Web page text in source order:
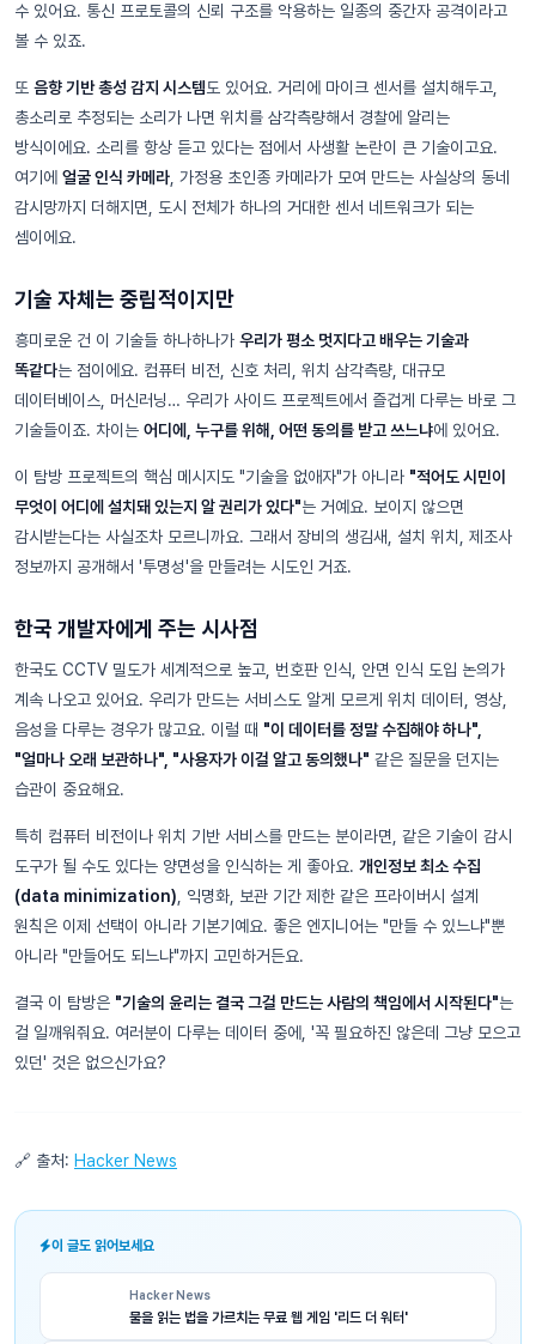
수 있어요. 통신 프로토콜의 신뢰 구조를 악용하는 일종의 중간자 공격이라고
볼 수 있죠.
또 음향 기반 총성 감지 시스템도 있어요. 거리에 마이크 센서를 설치해두고,
총소리로 추정되는 소리가 나면 위치를 삼각측량해서 경찰에 알리는
방식이에요. 소리를 항상 듣고 있다는 점에서 사생활 논란이 큰 기술이고요.
여기에 얼굴 인식 카메라 , 가정용 초인종 카메라가 모여 만드는 사실상의 동네
감시망까지 더해지면, 도시 전체가 하나의 거대한 센서 네트워크가 되는
셈이에요.
기술 자체는 중립적이지만
흥미로운 건 이 기술들 하나하나가 우리가 평소 멋지다고 배우는 기술과
똑같다는 점이에요. 컴퓨터 비전, 신호 처리, 위치 삼각측량, 대규모
데이터베이스, 머신러닝… 우리가 사이드 프로젝트에서 즐겁게 다루는 바로 그
기술들이죠. 차이는 어디에, 누구를 위해, 어떤 동의를 받고 쓰느냐에 있어요.
이 탐방 프로젝트의 핵심 메시지도 "기술을 없애자"가 아니라 "적어도 시민이
무엇이 어디에 설치돼 있는지 알 권리가 있다"는 거예요. 보이지 않으면
감시받는다는 사실조차 모르니까요. 그래서 장비의 생김새, 설치 위치, 제조사
정보까지 공개해서 '투명성'을 만들려는 시도인 거죠.
한국 개발자에게 주는 시사점
한국도 CCTV 밀도가 세계적으로 높고, 번호판 인식, 안면 인식 도입 논의가
계속 나오고 있어요. 우리가 만드는 서비스도 알게 모르게 위치 데이터, 영상,
음성을 다루는 경우가 많고요. 이럴 때 "이 데이터를 정말 수집해야 하나",
"얼마나 오래 보관하나", "사용자가 이걸 알고 동의했나" 같은 질문을 던지는
습관이 중요해요.
특히 컴퓨터 비전이나 위치 기반 서비스를 만드는 분이라면, 같은 기술이 감시
도구가 될 수도 있다는 양면성을 인식하는 게 좋아요. 개인정보 최소 수집
(data minimization) , 익명화, 보관 기간 제한 같은 프라이버시 설계
원칙은 이제 선택이 아니라 기본기예요. 좋은 엔지니어는 "만들 수 있느냐"뿐
아니라 "만들어도 되느냐"까지 고민하거든요.
결국 이 탐방은 "기술의 윤리는 결국 그걸 만드는 사람의 책임에서 시작된다"는
걸 일깨워줘요. 여러분이 다루는 데이터 중에, '꼭 필요하진 않은데 그냥 모으고
있던' 것은 없으신가요?
🔗 출처: Hacker News
이 글도 읽어보세요
Hacker News
물을 읽는 법을 가르치는 무료 웹 게임 '리드 더 워터'